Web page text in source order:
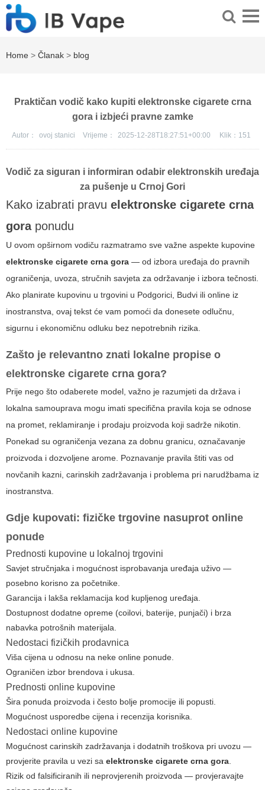
Home > Članak > blog
Praktičan vodič kako kupiti elektronske cigarete crna
gora i izbjeći pravne zamke
Autor： ovoj stanici Vrijeme： 2025-12-28T18:27:51+00:00 Klik： 151
Vodič za siguran i informiran odabir elektronskih uređaja
za pušenje u Crnoj Gori
Kako izabrati pravu elektronske cigarete crna
goraponudu
U ovom opširnom vodiču razmatramo sve važne aspekte kupovine
elektronske cigarete crna gora — od izbora uređaja do pravnih
ograničenja, uvoza, stručnih savjeta za održavanje i izbora tečnosti.
Ako planirate kupovinu u trgovini u Podgorici, Budvi ili online iz
inostranstva, ovaj tekst će vam pomoći da donesete odlučnu,
sigurnu i ekonomičnu odluku bez nepotrebnih rizika.
Zašto je relevantno znati lokalne propise o
elektronske cigarete crna gora?
Prije nego što odaberete model, važno je razumjeti da država i
lokalna samouprava mogu imati specifična pravila koja se odnose
na promet, reklamiranje i prodaju proizvoda koji sadrže nikotin.
Ponekad su ograničenja vezana za dobnu granicu, označavanje
proizvoda i dozvoljene arome. Poznavanje pravila štiti vas od
novčanih kazni, carinskih zadržavanja i problema pri narudžbama iz
inostranstva.
Gdje kupovati: fizičke trgovine nasuprot online
ponude
Prednosti kupovine u lokalnoj trgovini
Savjet stručnjaka i mogućnost isprobavanja uređaja uživo —
posebno korisno za početnike.
Garancija i lakša reklamacija kod kupljenog uređaja.
Dostupnost dodatne opreme (coilovi, baterije, punjači) i brza
nabavka potrošnih materijala.
Nedostaci fizičkih prodavnica
Viša cijena u odnosu na neke online ponude.
Ograničen izbor brendova i ukusa.
Prednosti online kupovine
Šira ponuda proizvoda i često bolje promocije ili popusti.
Mogućnost usporedbe cijena i recenzija korisnika.
Nedostaci online kupovine
Mogućnost carinskih zadržavanja i dodatnih troškova pri uvozu —
provjerite pravila u vezi sa elektronske cigarete crna gora.
Rizik od falsificiranih ili neprovjerenih proizvoda — provjeravajte